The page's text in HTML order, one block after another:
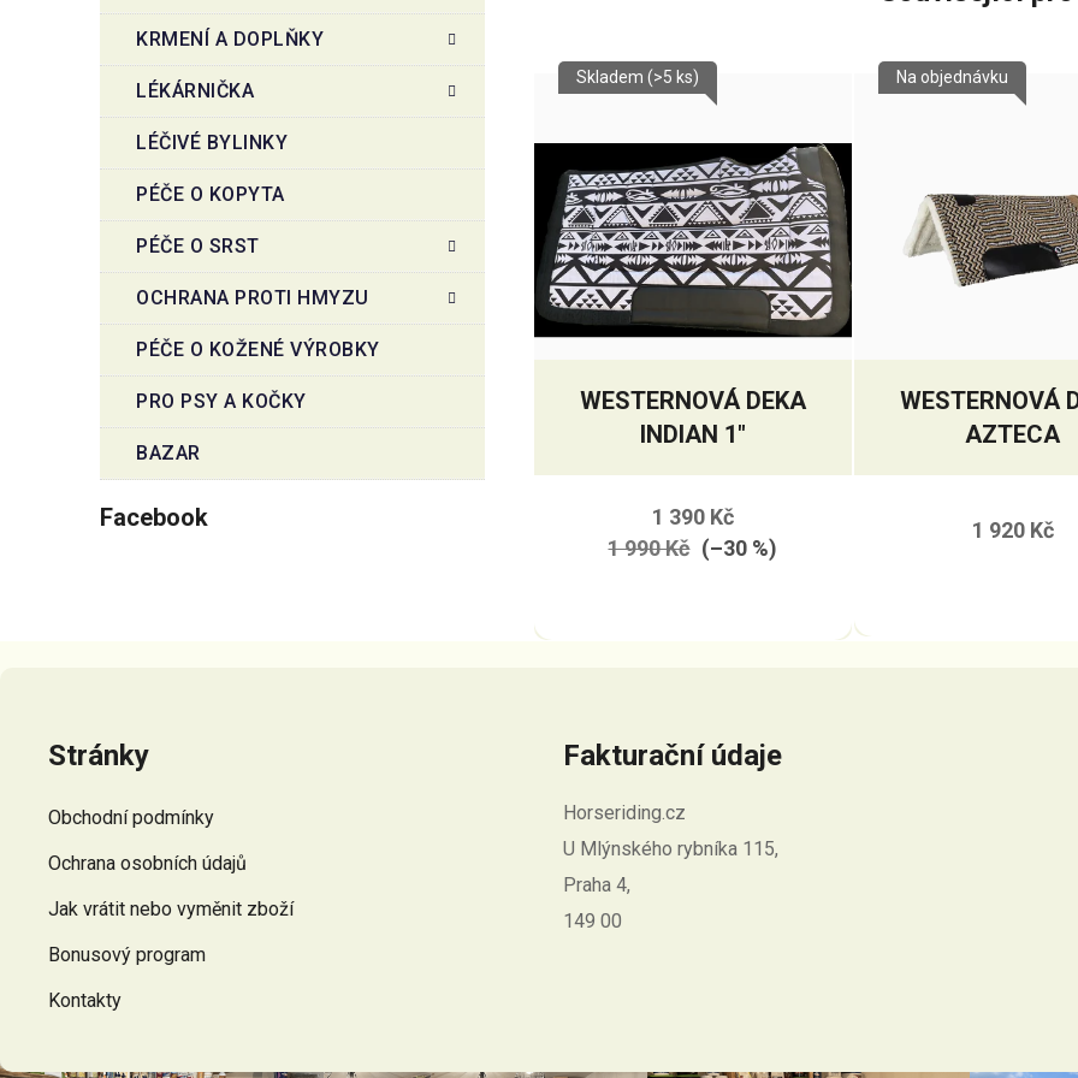
KRMENÍ A DOPLŇKY
LÉKÁRNIČKA
LÉČIVÉ BYLINKY
PÉČE O KOPYTA
PÉČE O SRST
OCHRANA PROTI HMYZU
PÉČE O KOŽENÉ VÝROBKY
PRO PSY A KOČKY
BAZAR
Facebook
WESTERNOVÁ DEKA
INDIAN 1"
Skladem (>5 ks)
1 390 Kč
1 990 Kč (–30 %)
WESTERNOVÁ
AZTECA
Na objednávku
1 920 Kč
Stránky
Obchodní podmínky
Ochrana osobních údajů
Jak vrátit nebo vyměnit zboží
Bonusový program
Kontakty
Fakturační údaje
Horseriding.cz
U Mlýnského rybníka 115,
Praha 4,
149 00